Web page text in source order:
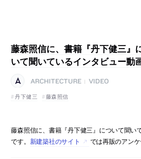
藤森照信に、書籍『丹下健三』
いて聞いているインタビュー動
ARCHITECTURE
VIDEO
丹下健三
藤森照信
藤森照信に、書籍『丹下健三』について聞い
です。 新建築社のサイト では再販のアン